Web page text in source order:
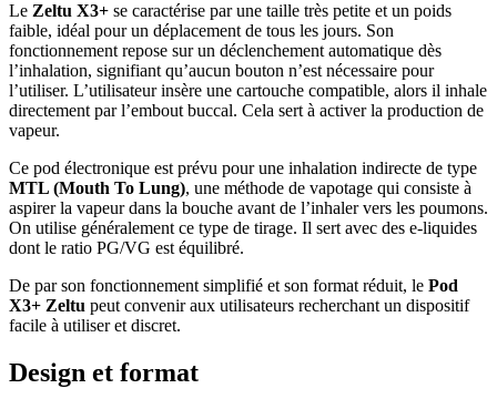
Le Zeltu X3+ se caractérise par une taille très petite et un poids
faible, idéal pour un déplacement de tous les jours. Son
fonctionnement repose sur un déclenchement automatique dès
l’inhalation, signifiant qu’aucun bouton n’est nécessaire pour
l’utiliser. L’utilisateur insère une cartouche compatible, alors il inhale
directement par l’embout buccal. Cela sert à activer la production de
vapeur.
Ce pod électronique est prévu pour une inhalation indirecte de type
MTL (Mouth To Lung), une méthode de vapotage qui consiste à
aspirer la vapeur dans la bouche avant de l’inhaler vers les poumons.
On utilise généralement ce type de tirage. Il sert avec des e-liquides
dont le ratio PG/VG est équilibré.
De par son fonctionnement simplifié et son format réduit, le Pod
X3+ Zeltu peut convenir aux utilisateurs recherchant un dispositif
facile à utiliser et discret.
Design et format